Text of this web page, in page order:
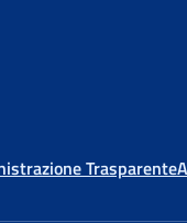
Trasparente